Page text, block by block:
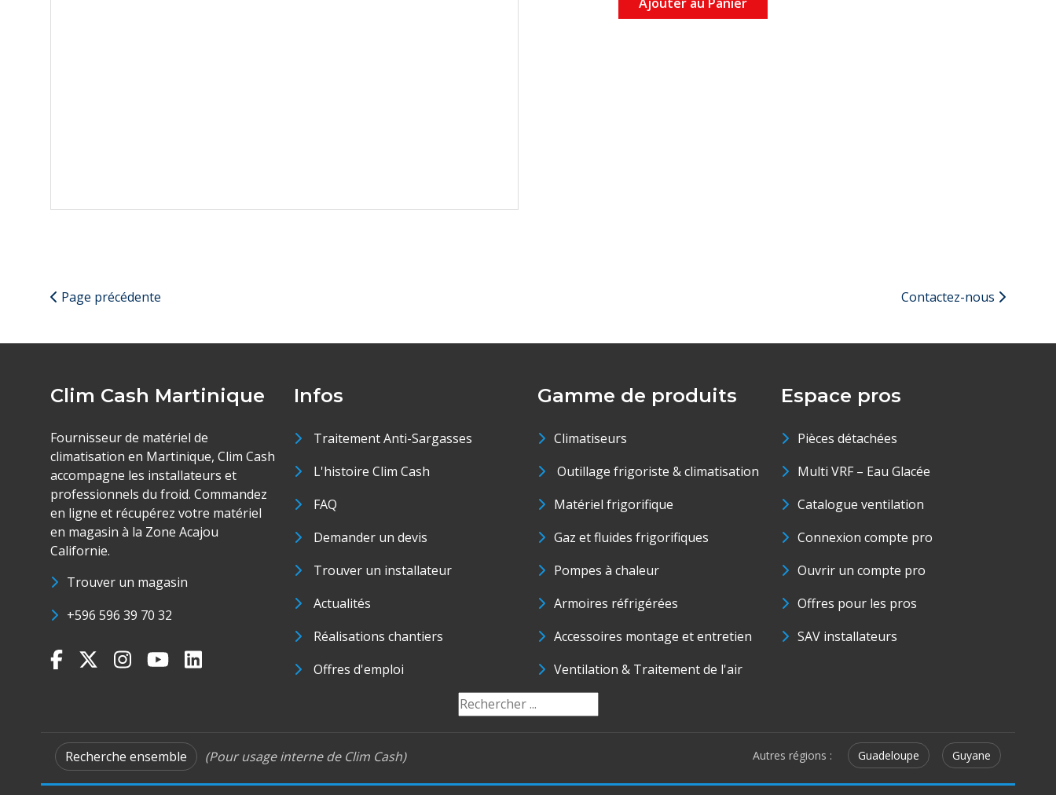
Page précédente Contactez-nous
Clim Cash Martinique
Fournisseur de matériel de
climatisation en Martinique, Clim Cash
accompagne les installateurs et
professionnels du froid. Commandez
en ligne et récupérez votre matériel
en magasin à la Zone Acajou
Californie.
Trouver un magasin
+596 596 39 70 32
Infos
Traitement Anti-Sargasses
L'histoire Clim Cash
FAQ
Demander un devis
Trouver un installateur
Actualités
Réalisations chantiers
Offres d'emploi
Gamme de produits
Climatiseurs
Outillage frigoriste & climatisation
Matériel frigorifique
Gaz et fluides frigorifiques
Pompes à chaleur
Armoires réfrigérées
Accessoires montage et entretien
Ventilation & Traitement de l'air
Espace pros
Pièces détachées
Multi VRF – Eau Glacée
Catalogue ventilation
Connexion compte pro
Ouvrir un compte pro
Offres pour les pros
SAV installateurs
Recherche ensemble (Pour usage interne de Clim Cash) Autres régions : Guadeloupe Guyane